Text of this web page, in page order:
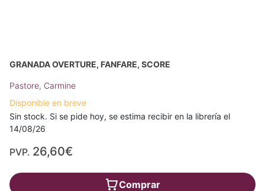
GRANADA OVERTURE, FANFARE, SCORE
Pastore, Carmine
Disponible en breve
Sin stock. Si se pide hoy, se estima recibir en la librería el
14/08/26
PVP. 26,60€
Comprar